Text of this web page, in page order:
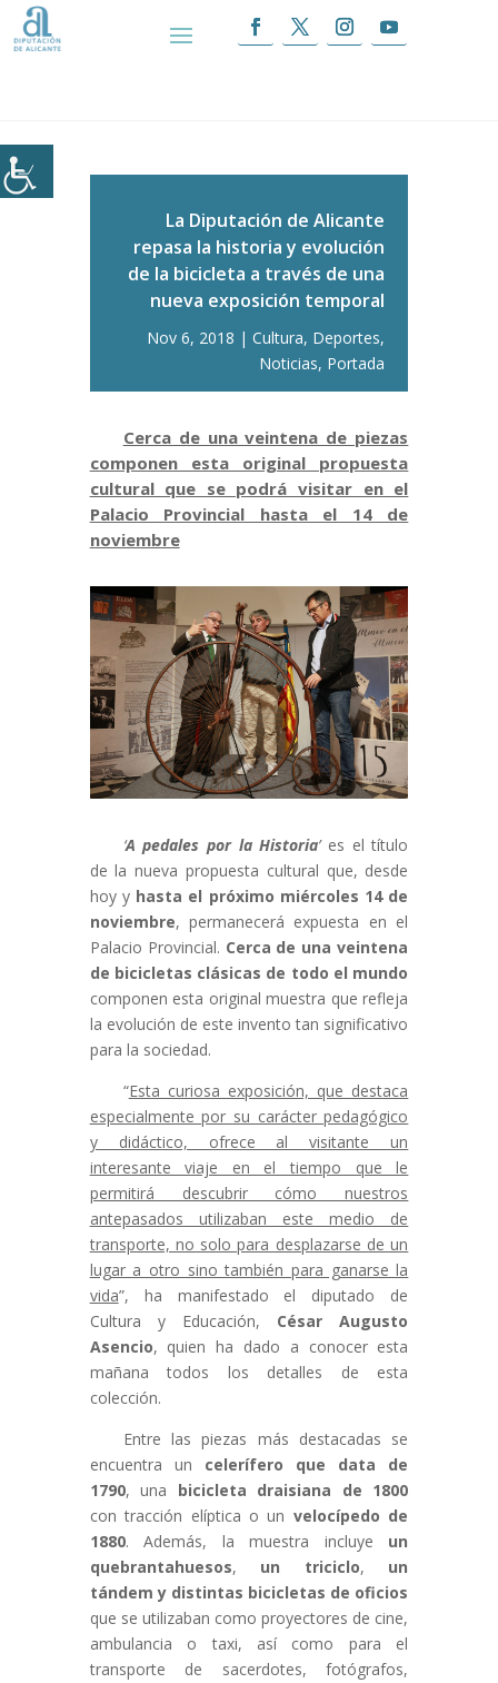
La Diputación de Alicante repasa la
historia y evolución de la bicicleta a través de una
La Diputación de Alicante
repasa la historia y evolución
de la bicicleta a través de una
nueva exposición temporal
Nov 6, 2018 Cultura, Deportes,
Noticias, Portada
Cerca de una veintena de piezas
componen esta original propuesta
cultural que se podrá visitar en el
Palacio Provincial hasta el 14 de
noviembre
‘A pedales por la Historia’es el título
de la nueva propuesta cultural que, desde
hoy y hasta el próximo miércoles 14 de
noviembre, permanecerá expuesta en el
Palacio Provincial. Cerca de una veintena
de bicicletas clásicas de todo el mundo
componen esta original muestra que refleja
la evolución de este invento tan significativo
para la sociedad.
“Esta curiosa exposición, que destaca
especialmente por su carácter pedagógico
y didáctico, ofrece al visitante un
interesante viaje en el tiempo que le
permitirá descubrir cómo nuestros
antepasados utilizaban este medio de
transporte, no solo para desplazarse de un
lugar a otro sino también para ganarse la
vida”, ha manifestado el diputado de
Cultura y Educación, César Augusto
Asencio, quien ha dado a conocer esta
mañana todos los detalles de esta
colección.
Entre las piezas más destacadas se
encuentra un celerífero que data de
1790, una bicicleta draisiana de 1800
con tracción elíptica o un velocípedo de
1880. Además, la muestra incluye un
quebrantahuesos, un triciclo, un
tándem y distintas bicicletas de oficios
que se utilizaban como proyectores de cine,
ambulancia o taxi, así como para el
transporte de sacerdotes, fotógrafos,